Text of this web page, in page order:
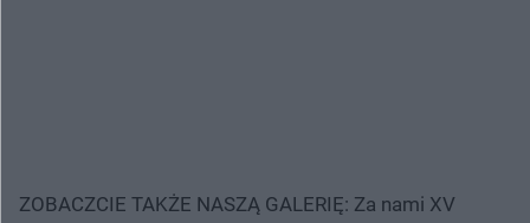
ZOBACZCIE TAKŻE NASZĄ GALERIĘ: Za nami XV